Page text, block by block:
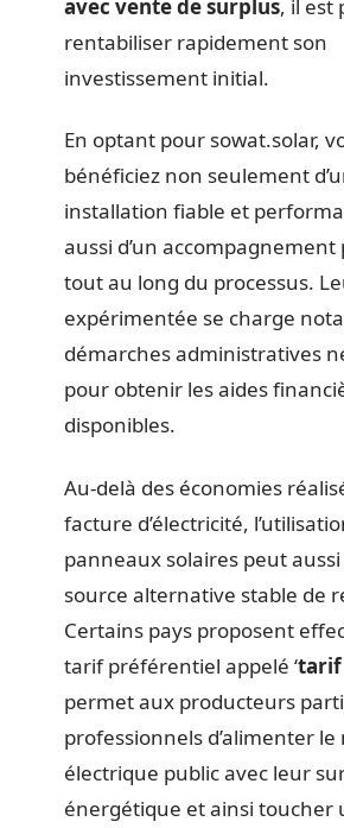
avec vente de surplus, il est
rentabiliser rapidement son
investissement initial.
En optant pour sowat.solar,
bénéficiez non seulement
installation fiable et
aussi d’un
tout au long du processus.
expérimentée se charge
démarches administratives
pour obtenir les aides
disponibles.
Au-delà des économies
facture d’électricité,
panneaux solaires peut
source alternative stable de
Certains pays proposent
tarif préférentiel appelé ‘tarif
permet aux producteurs
professionnels d’alimenter le
électrique public avec leur
énergétique et ainsi toucher